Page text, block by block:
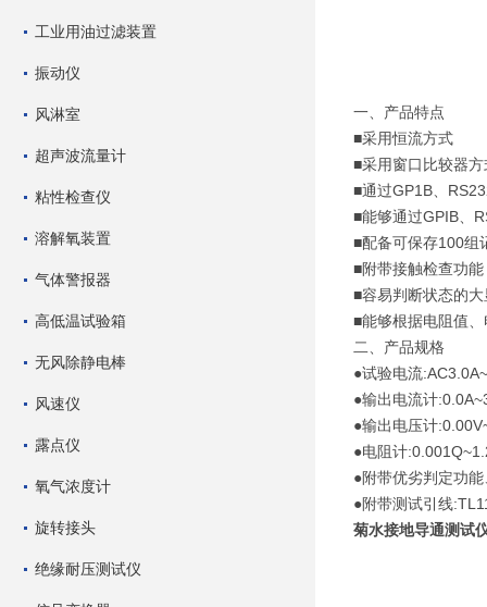
工业用油过滤装置
振动仪
风淋室
超声波流量计
粘性检查仪
溶解氧装置
气体警报器
高低温试验箱
无风除静电棒
风速仪
露点仪
氧气浓度计
旋转接头
绝缘耐压测试仪
一、产品特点
■采用恒流方式
■采用窗口比较器
■通过GP1B、
■能够通过GPIB、
■配备可保存100组
■附带接触检查功能
■容易判断状态的
■能够根据电阻值
二、产品规格
●试验电流
●输出电流计
●输出电压计
●电阻计
●附带优劣判定功
●附带测试引线
菊水接地导通测试